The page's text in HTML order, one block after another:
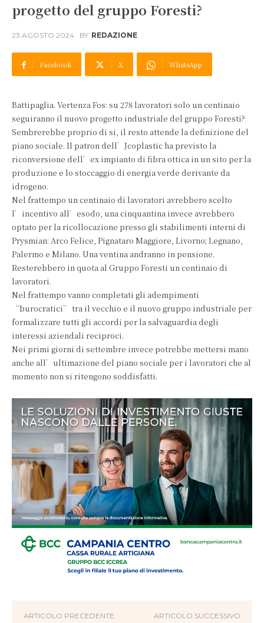
progetto del gruppo Foresti?
23 AGOSTO 2024 BY REDAZIONE
Facebook X WhatsApp
Battipaglia. Vertenza Fos: su 278 lavoratori solo un centinaio
seguiranno il nuovo progetto industriale del gruppo Foresti?
Sembrerebbe proprio di si, il resto attende la definizione del
piano sociale. Il patron dell’Jcoplastic ha previsto la
riconversione dell’ex impianto di fibra ottica in un sito per la
produzione e lo stoccaggio di energia verde derivante da
idrogeno.
Nel frattempo un centinaio di lavoratori avrebbero scelto
l’incentivo all’esodo, una cinquantina invece avrebbero
optato per la ricollocazione presso gli stabilimenti interni di
Prysmian: Arco Felice, Pignataro Maggiore, Livorno; Legnano,
Palermo e Milano. Una ventina andranno in pensione.
Resterebbero in quota al Gruppo Foresti un centinaio di
lavoratori.
Nel frattempo vanno completati gli adempimenti
“burocratici” tra il vecchio e il nuovo gruppo industriale per
formalizzare tutti gli accordi per la salvaguardia degli
interessi aziendali reciproci.
Nei primi giorni di settembre invece potrebbe mettersi mano
anche all’ultimazione del piano sociale per i lavoratori che al
momento non si ritengono soddisfatti.
ARTICOLO PRECEDENTE ARTICOLO SUCCESSIVO